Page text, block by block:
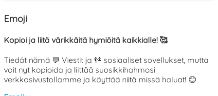
Emoji
Kopioi ja liitä värikkäitä hymiöitä kaikkialle! 🥰
Tiedät nämä 💬 Viestit ja 👫 sosiaaliset sovellukset, mutta
voit nyt kopioida ja liittää suosikkihahmosi
verkkosivustollamme ja käyttää niitä missä haluat! 😊